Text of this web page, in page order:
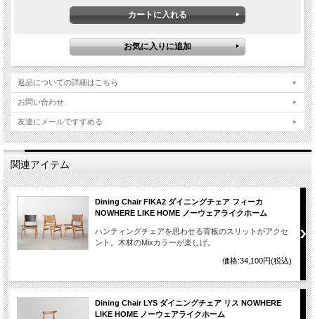
返品についての詳細はこちら
お問い合わせ
友達にメールですすめる
関連アイテム
Dining Chair FIKA2 ダイニングチェア フィーカ
NOWHERE LIKE HOME ノーウェアライクホーム
ハンティングチェアを思わせる背板のスリットがアクセ
ント。木材のMixカラーが楽しげ。
価格:34,100円(税込)
Dining Chair LYS ダイニングチェア リス NOWHERE
LIKE HOME ノーウェアライクホーム